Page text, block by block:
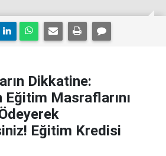
Dikkatine:
Eğitim Masraflarını
Eğitim Kredisi